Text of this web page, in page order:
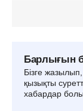
Барлығын
Бізге
қызықты
хабардар